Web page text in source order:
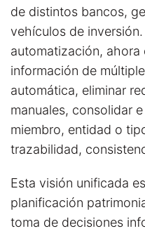
de distintos bancos,
vehículos de inversión.
automatización, ahora
información de
automática, eliminar
manuales, consolidar
miembro, entidad o
trazabilidad,
Esta visión unificada
planificación
toma de decisiones